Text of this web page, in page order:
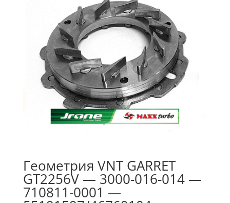
Геометрия VNT GARRET
GT2256V — 3000-016-014 —
710811-0001 —